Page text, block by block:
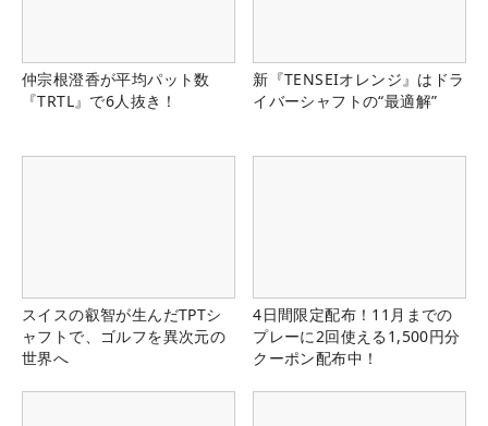
仲宗根澄香が平均パット数
『TRTL』で6人抜き！
新『TENSEIオレンジ』はドラ
イバーシャフトの“最適解”
スイスの叡智が生んだTPTシ
ャフトで、ゴルフを異次元の
世界へ
4日間限定配布！11月までの
プレーに2回使える1,500円分
クーポン配布中！